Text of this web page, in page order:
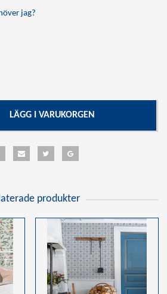
jag?
LÄGG I VARUKORGEN
produkter